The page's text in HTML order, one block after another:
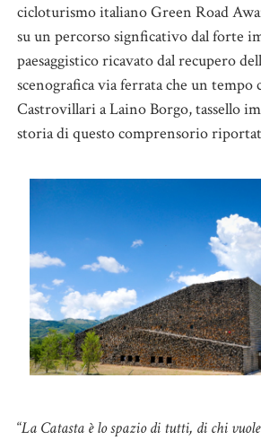
cicloturismo italiano Green Road
su un percorso signficativo dal forte
paesaggistico ricavato dal recupero
scenografica via ferrata che un tempo
Castrovillari a Laino Borgo, tassello
storia di questo comprensorio
“La Catasta è lo spazio di tutti, di chi